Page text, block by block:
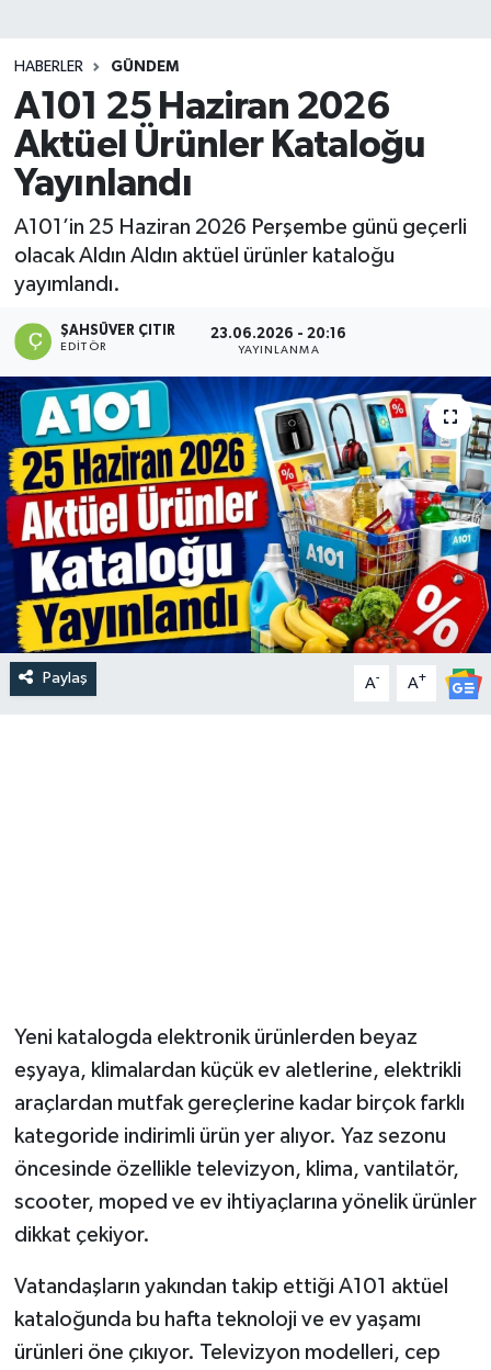
HABERLER GÜNDEM
A101 25 Haziran 2026
Aktüel Ürünler Kataloğu
Yayınlandı
A101’in 25 Haziran 2026 Perşembe günü geçerli
olacak Aldın Aldın aktüel ürünler kataloğu
yayımlandı.
ŞAHSÜVER ÇITIR
EDITÖR
23.06.2026 - 20:16
YAYINLANMA
Paylaş A- A+
Yeni katalogda elektronik ürünlerden beyaz
eşyaya, klimalardan küçük ev aletlerine, elektrikli
araçlardan mutfak gereçlerine kadar birçok farklı
kategoride indirimli ürün yer alıyor. Yaz sezonu
öncesinde özellikle televizyon, klima, vantilatör,
scooter, moped ve ev ihtiyaçlarına yönelik ürünler
dikkat çekiyor.
Vatandaşların yakından takip ettiği A101 aktüel
kataloğunda bu hafta teknoloji ve ev yaşamı
ürünleri öne çıkıyor. Televizyon modelleri, cep
DÜZCE
EREĞLİ
GÖKÇEBEY
KARABÜK
KASTAMONU